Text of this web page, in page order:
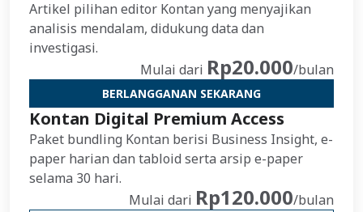
Artikel pilihan editor Kontan yang menyajikan
analisis mendalam, didukung data dan
investigasi.
Mulai dari Rp20.000/bulan
BERLANGGANAN SEKARANG
Kontan Digital Premium Access
Paket bundling Kontan berisi Business Insight, e-
paper harian dan tabloid serta arsip e-paper
selama 30 hari.
Mulai dari Rp120.000/bulan